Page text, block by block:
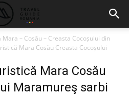
– Cosău – Creasta Cocoșului din
Mara Cosău Creasta Cocoșului
Mara Cosău
Maramureş sarbi